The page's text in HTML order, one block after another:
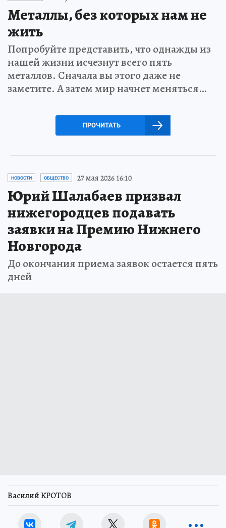
Металлы, без которых нам не
жить
Попробуйте представить, что однажды из
нашей жизни исчезнут всего пять
металлов. Сначала вы этого даже не
заметите. А затем мир начнет меняться…
ПРОЧИТАТЬ
НОВОСТИ ОБЩЕСТВО 27 мая 2026 16:10
Юрий Шалабаев призвал
нижегородцев подавать
заявки на Премию Нижнего
Новгорода
До окончания приема заявок остается пять
дней
Василий КРОТОВ